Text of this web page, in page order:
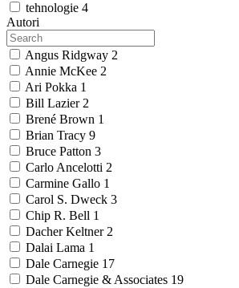
tehnologie 4
Autori
Angus Ridgway 2
Annie McKee 2
Ari Pokka 1
Bill Lazier 2
Brené Brown 1
Brian Tracy 9
Bruce Patton 3
Carlo Ancelotti 2
Carmine Gallo 1
Carol S. Dweck 3
Chip R. Bell 1
Dacher Keltner 2
Dalai Lama 1
Dale Carnegie 17
Dale Carnegie & Associates 19